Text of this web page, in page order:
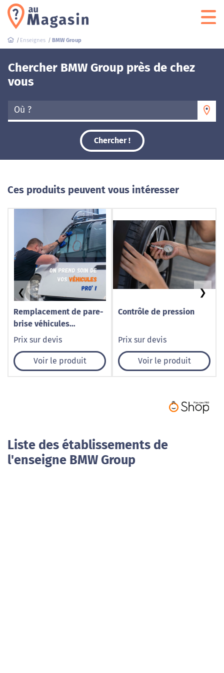
Enseignes BMW Group
Chercher BMW Group près de chez
vous
Où ?
Chercher !
Ces produits peuvent vous intéresser
Remplacement de pare-
brise véhicules
utilitaires à Caudry –
Prix sur devis
Voir le produit
Contrôle de pression
Prix sur devis
Voir le produit
❮ ❯
Liste des établissements de
l'enseigne BMW Group